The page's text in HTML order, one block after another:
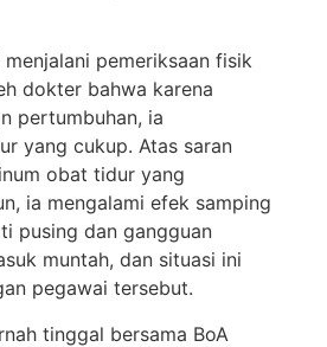
pemeriksaan fisik
dokter bahwa karena
pertumbuhan, ia
yang cukup. Atas saran
obat tidur yang
ia mengalami efek samping
pusing dan gangguan
muntah, dan situasi ini
pegawai tersebut.
tinggal bersama BoA